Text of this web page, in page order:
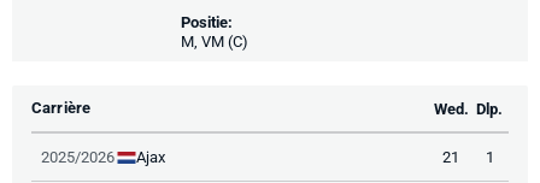
Positie:
M, VM (C)
Carrière Wed. Dlp.
2025/2026 Ajax 21 1